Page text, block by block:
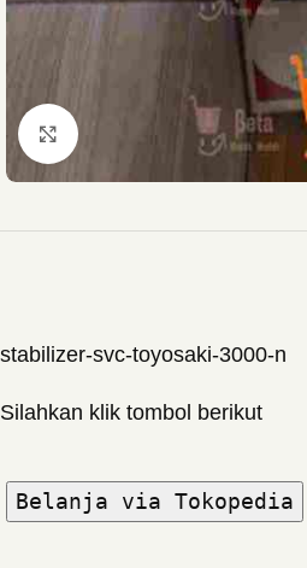
Click to enlarge
stabilizer-svc-toyosaki-3000-n
Silahkan klik tombol berikut
Belanja via Tokopedia